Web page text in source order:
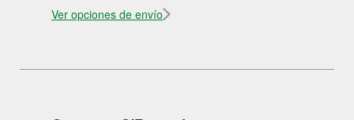
Ver opciones de envío